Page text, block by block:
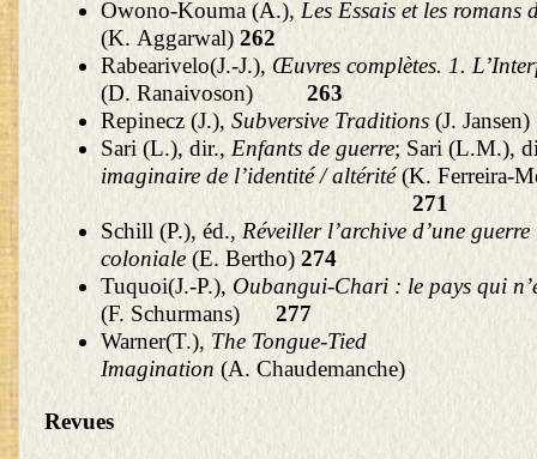
Owono-Kouma (A.), Les Essais et les romans
(K. Aggarwal) 262
Rabearivelo(J.-J.), Œuvres complètes. 1.
(D. Ranaivoson) 263
Repinecz (J.), Subversive Traditions(J.
Sari (L.), dir., Enfants de guerre; Sari (L.M.),
imaginaire de l’identité / altérité(K. Ferreira-
271
Schill (P.), éd., Réveiller l’archive d’une guerre
coloniale (E. Bertho) 274
Tuquoi(J.-P.), Oubangui-Chari : le pays qui
(F. Schurmans) 277
Warner(T.), The Tongue-Tied
Imagination (A.
Revues